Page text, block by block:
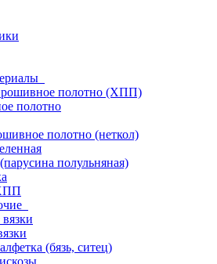
полотно (ХПП)
полотно
полотно (неткол)
полульняная)
вязки
(бязь, ситец)